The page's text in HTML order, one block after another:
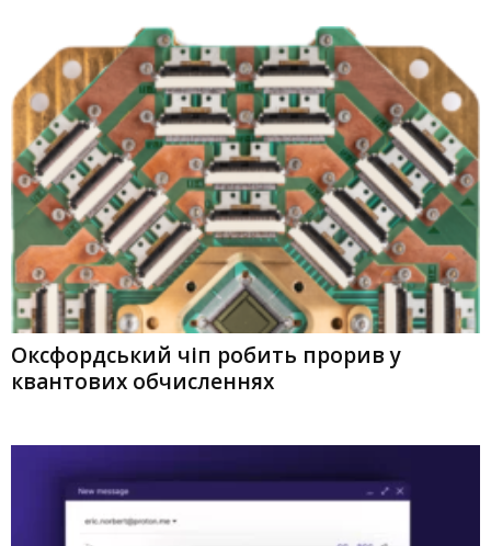
Оксфордський чіп робить прорив у
квантових обчисленнях